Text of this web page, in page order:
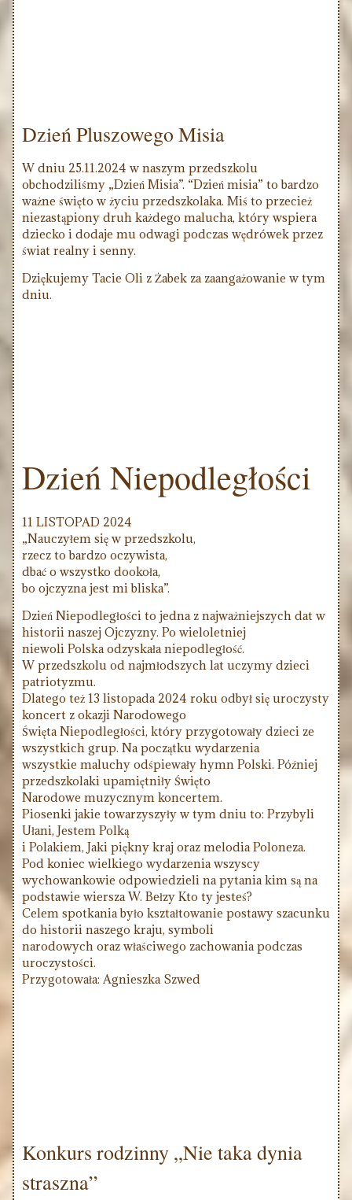
Dzień Pluszowego Misia
W dniu 25.11.2024 w naszym przedszkolu
obchodziliśmy „Dzień Misia”. “Dzień misia” to bardzo
ważne święto w życiu przedszkolaka. Miś to przecież
niezastąpiony druh każdego malucha, który wspiera
dziecko i dodaje mu odwagi podczas wędrówek przez
świat realny i senny.
Dziękujemy Tacie Oli z Żabek za zaangażowanie w tym
dniu.
Dzień Niepodległości
11 LISTOPAD 2024
„Nauczyłem się w przedszkolu,
rzecz to bardzo oczywista,
dbać o wszystko dookoła,
bo ojczyzna jest mi bliska”.
Dzień Niepodległości to jedna z najważniejszych dat w
historii naszej Ojczyzny. Po wieloletniej
niewoli Polska odzyskała niepodległość.
W przedszkolu od najmłodszych lat uczymy dzieci
patriotyzmu.
Dlatego też 13 listopada 2024 roku odbył się uroczysty
koncert z okazji Narodowego
Święta Niepodległości, który przygotowały dzieci ze
wszystkich grup. Na początku wydarzenia
wszystkie maluchy odśpiewały hymn Polski. Później
przedszkolaki upamiętniły Święto
Narodowe muzycznym koncertem.
Piosenki jakie towarzyszyły w tym dniu to: Przybyli
Ułani, Jestem Polką
i Polakiem, Jaki piękny kraj oraz melodia Poloneza.
Pod koniec wielkiego wydarzenia wszyscy
wychowankowie odpowiedzieli na pytania kim są na
podstawie wiersza W. Bełzy Kto ty jesteś?
Celem spotkania było kształtowanie postawy szacunku
do historii naszego kraju, symboli
narodowych oraz właściwego zachowania podczas
uroczystości.
Przygotowała: Agnieszka Szwed
Konkurs rodzinny „Nie taka dynia
straszna”